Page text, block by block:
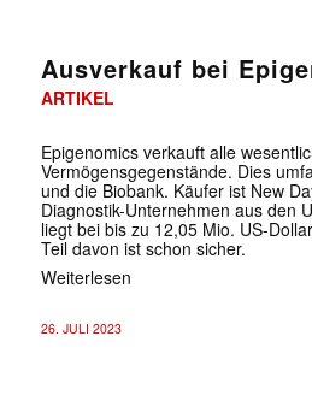
Ausverkauf bei
ARTIKEL
Epigenomics verkauft alle
Vermögensgegenstände. Dies
und die Biobank. Käufer ist New
Diagnostik-Unternehmen aus den
liegt bei bis zu 12,05 Mio. US-
Teil davon ist schon sicher.
Weiterlesen
26. JULI 2023